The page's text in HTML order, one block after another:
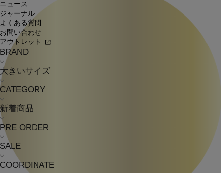
ニュース
ジャーナル
よくある質問
お問い合わせ
アウトレット
BRAND
大きいサイズ
CATEGORY
新着商品
PRE ORDER
SALE
COORDINATE